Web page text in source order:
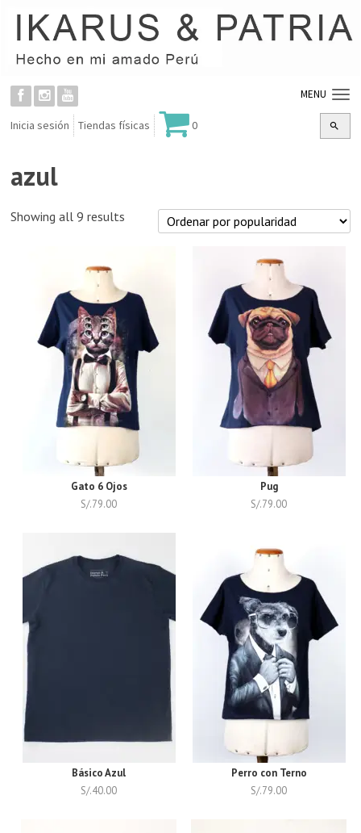
MENU
Inicia sesión Tiendas físicas 0
azul
Showing all 9 results
Gato 6 Ojos
S/.79.00
Pug
S/.79.00
Básico Azul
S/.40.00
Perro con Terno
S/.79.00